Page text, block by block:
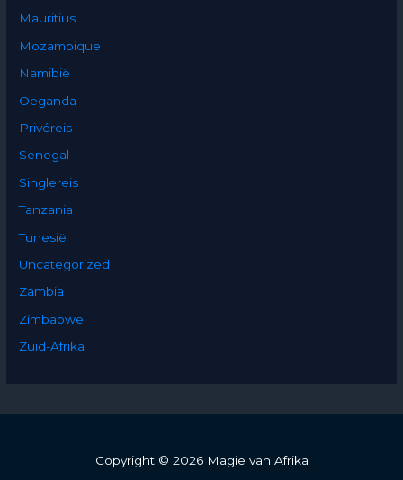
Mauritius
Mozambique
Namibië
Oeganda
Privéreis
Senegal
Singlereis
Tanzania
Tunesië
Uncategorized
Zambia
Zimbabwe
Zuid-Afrika
Copyright © 2026 Magie van Afrika